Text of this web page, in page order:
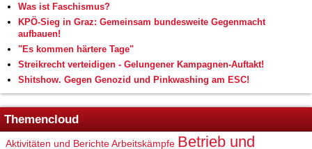
Was ist Faschismus?
KPÖ-Sieg in Graz: Gemeinsam bundesweite Gegenmacht
aufbauen!
"Es kommen härtere Tage"
Streikrecht verteidigen - Gelungener Kampagnen-Auftakt!
Shitshow. Gegen Genozid und Pinkwashing am ESC!
Themencloud
Aktivitäten und BerichteArbeitskämpfe Betrieb und